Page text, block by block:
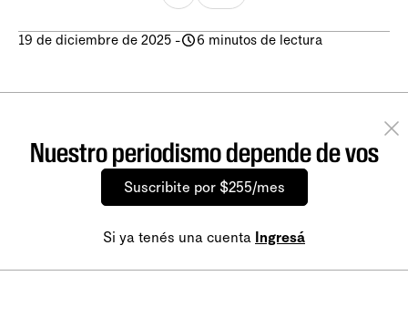
19 de diciembre de 2025 - 6 minutos de lectura
Nuestro periodismo depende de vos
Suscribite por $255/mes
Si ya tenés una cuenta Ingresá